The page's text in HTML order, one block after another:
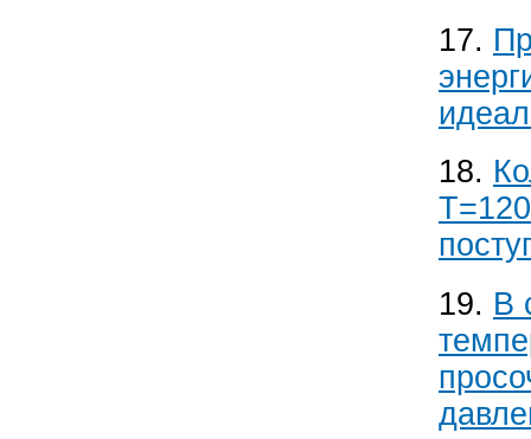
17.
18.
19. В